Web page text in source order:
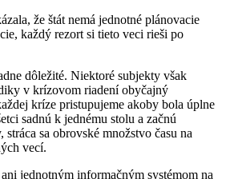
že štát nemá jednotné plánovacie
každý rezort si tieto veci rieši po
dôležité. Niektoré subjekty však
v krízovom riadení obyčajný
kríze pristupujeme akoby bola úplne
sadnú k jednému stolu a začnú
sa obrovské množstvo času na
vecí.
jednotným informačným systémom na